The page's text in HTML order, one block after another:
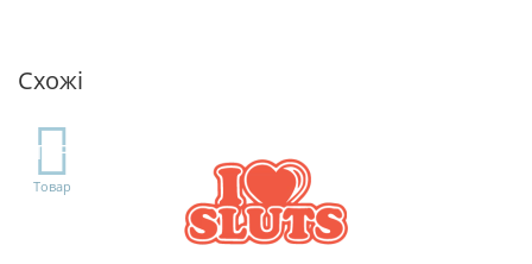
Схожі
TOP
Товар